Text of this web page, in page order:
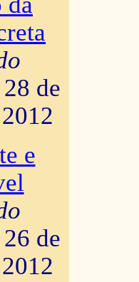
28 de
e
26 de